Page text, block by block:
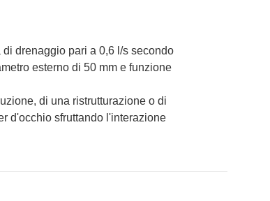
drenaggio pari a 0,6 l/s secondo
esterno di 50 mm e funzione
di una ristrutturazione o di
d'occhio sfruttando l'interazione